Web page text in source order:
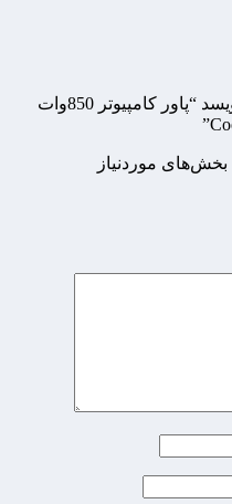
اولین کسی باشید که دیدگاهی می نویسد “پاور کامپیوتر 850وات
بخش‌های موردنیاز